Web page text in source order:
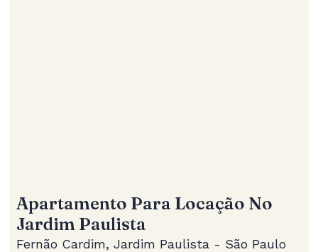
Apartamento Para Locação No
Jardim Paulista
Fernão Cardim, Jardim Paulista - São Paulo